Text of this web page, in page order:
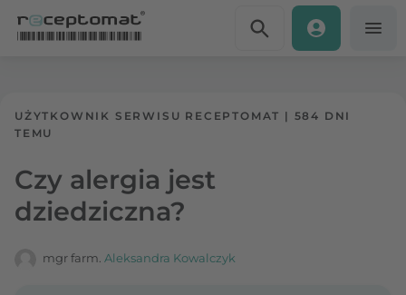
UŻYTKOWNIK SERWISU RECEPTOMAT | 584 DNI
TEMU
Czy alergia jest
dziedziczna?
mgr farm. Aleksandra Kowalczyk